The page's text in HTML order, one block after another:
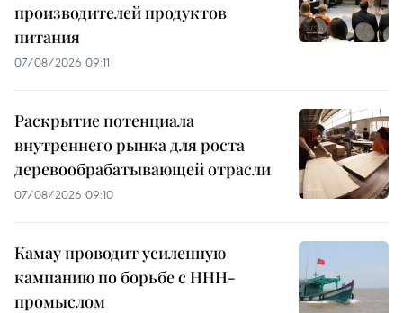
производителей продуктов
питания
07/08/2026 09:11
Раскрытие потенциала
внутреннего рынка для роста
деревообрабатывающей отрасли
07/08/2026 09:10
Камау проводит усиленную
кампанию по борьбе с ННН-
промыслом